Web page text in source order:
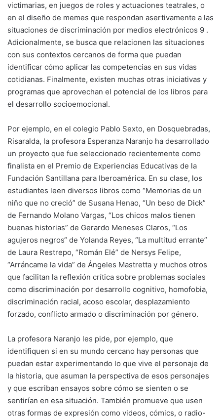
victimarias, en juegos de roles y actuaciones teatrales, o
en el diseño de memes que respondan asertivamente a las
situaciones de discriminación por medios electrónicos 9 .
Adicionalmente, se busca que relacionen las situaciones
con sus contextos cercanos de forma que puedan
identificar cómo aplicar las competencias en sus vidas
cotidianas. Finalmente, existen muchas otras iniciativas y
programas que aprovechan el potencial de los libros para
el desarrollo socioemocional.
Por ejemplo, en el colegio Pablo Sexto, en Dosquebradas,
Risaralda, la profesora Esperanza Naranjo ha desarrollado
un proyecto que fue seleccionado recientemente como
finalista en el Premio de Experiencias Educativas de la
Fundación Santillana para Iberoamérica. En su clase, los
estudiantes leen diversos libros como “Memorias de un
niño que no creció” de Susana Henao, “Un beso de Dick”
de Fernando Molano Vargas, “Los chicos malos tienen
buenas historias” de Gerardo Meneses Claros, “Los
agujeros negros“ de Yolanda Reyes, “La multitud errante”
de Laura Restrepo, “Román Elé” de Nersys Felipe,
“Arráncame la vida” de Ángeles Mastretta y muchos otros
que facilitan la reflexión crítica sobre problemas sociales
como discriminación por desarrollo cognitivo, homofobia,
discriminación racial, acoso escolar, desplazamiento
forzado, conflicto armado o discriminación por género.
La profesora Naranjo les pide, por ejemplo, que
identifiquen si en su mundo cercano hay personas que
puedan estar experimentando lo que vive el personaje de
la historia, que asuman la perspectiva de esos personajes
y que escriban ensayos sobre cómo se sienten o se
sentirían en esa situación. También promueve que usen
otras formas de expresión como videos, cómics, o radio-